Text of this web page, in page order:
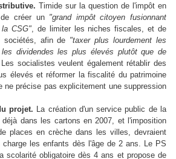
Timide sur la question de l'impôt en
créer un "grand impôt citoyen fusionnant
CSG", de limiter les niches fiscales, et de
sociétés, afin de "taxer plus lourdement les
dividendes les plus élevés plutôt que de
socialistes veulent également rétablir des
élevés et réformer la fiscalité du patrimoine
ne précise pas explicitement une suppression
projet. La création d'un service public de la
dans les cartons en 2007, et l'imposition
places en crèche dans les villes, devraient
charge les enfants dès l'âge de 2 ans. Le PS
scolarité obligatoire dès 4 ans et propose de